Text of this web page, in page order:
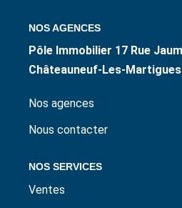
NOS AGENCES
Pôle Immobilier 17 Rue
Châteauneuf-Les-Martigues
Nos agences
Nous contacter
NOS SERVICES
Ventes